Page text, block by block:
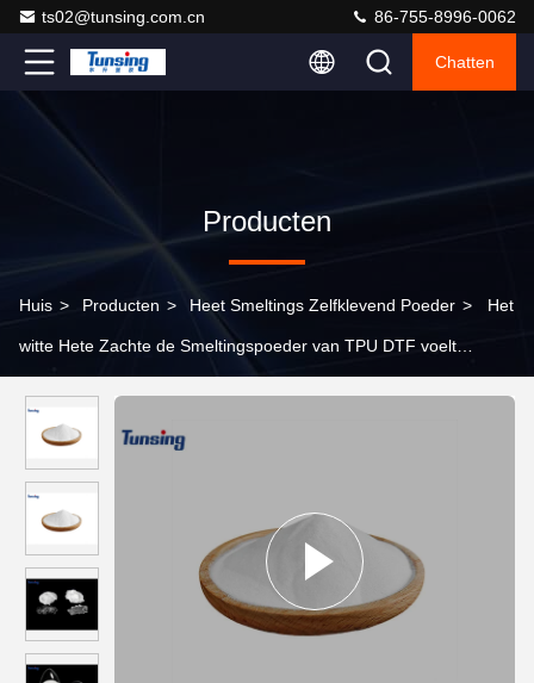
ts02@tunsing.com.cn 86-755-8996-0062
Chatten
Producten
Huis > Producten > Heet Smeltings Zelfklevend Poeder > Het
witte Hete Zachte de Smeltingspoeder van TPU DTF voelt